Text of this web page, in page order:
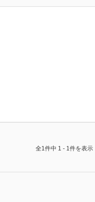
全1件中 1 - 1件を表示